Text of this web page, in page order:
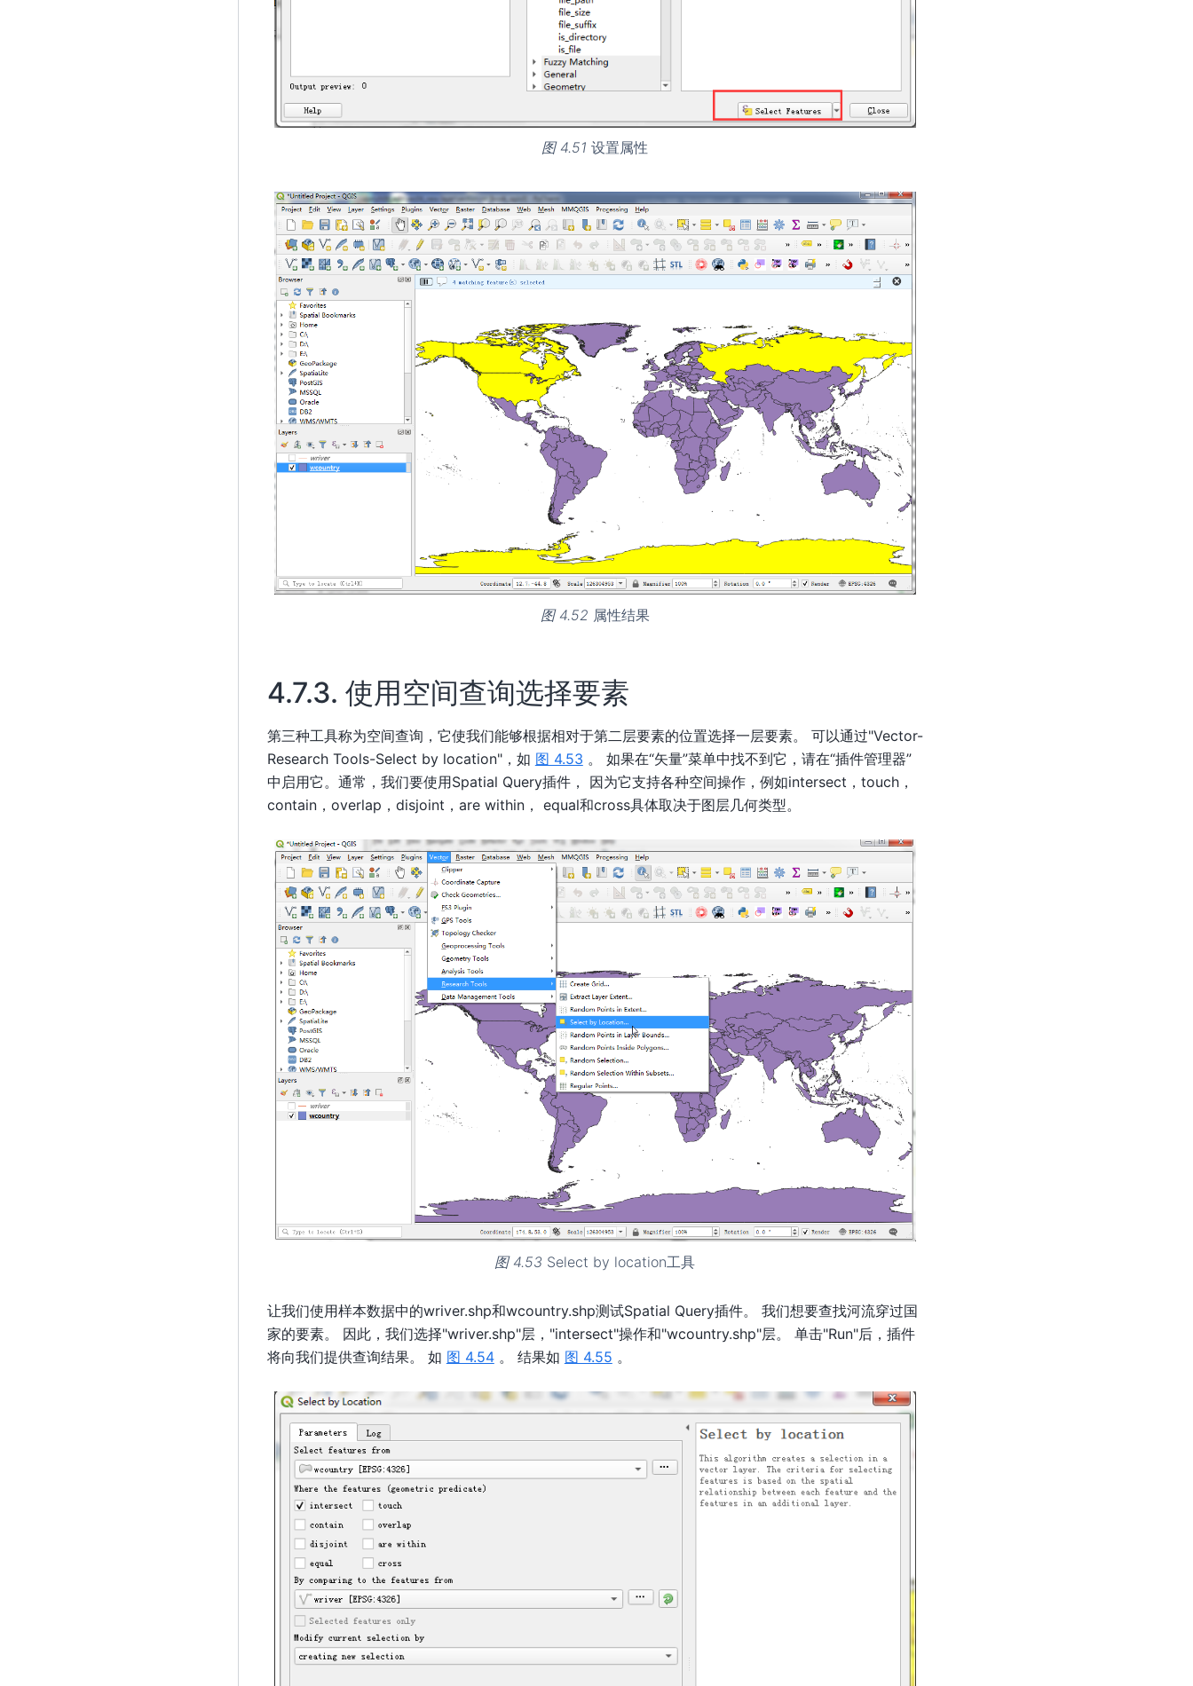
图 4.51设置属性
图 4.52 属性结果
4.7.3. 使用空间查询选择要素
第三种工具称为空间查询，它使我们能够根据相对于第二层要素的位置选择一层要素。 可以通过"Vector-
Research Tools-Select by location"，如 图 4.53 。 如果在“矢量”菜单中找不到它，请在“插件管理器”
中启用它。通常，我们要使用Spatial Query插件， 因为它支持各种空间操作，例如intersect，touch，
contain，overlap，disjoint，are within， equal和cross具体取决于图层几何类型。
图 4.53 Select by location工具
让我们使用样本数据中的wriver.shp和wcountry.shp测试Spatial Query插件。 我们想要查找河流穿过国
家的要素。 因此，我们选择"wriver.shp"层，"intersect"操作和"wcountry.shp"层。 单击"Run"后，插件
将向我们提供查询结果。 如 图 4.54。 结果如 图 4.55 。